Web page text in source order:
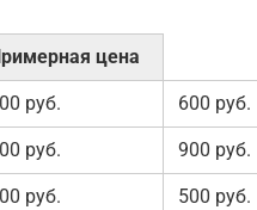
цена
руб. 600 руб.
руб. 900 руб.
руб. 500 руб.